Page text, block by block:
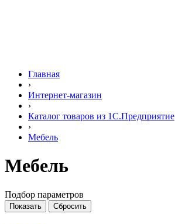
Главная
›
Интернет-магазин
›
Каталог товаров из 1С.Предприятие
›
Мебель
Мебель
Подбор параметров